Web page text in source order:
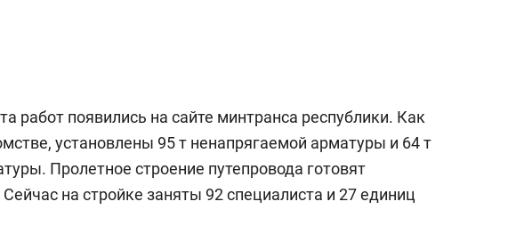
работ появились на сайте минтранса республики. Как
установлены 95 т ненапрягаемой арматуры и 64 т
Пролетное строение путепровода готовят
на стройке заняты 92 специалиста и 27 единиц
дней
с вершины горы»